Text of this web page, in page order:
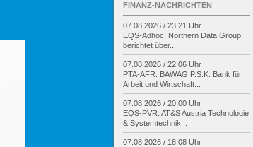
FINANZ-NACHRICHTEN
07.08.2026 / 23:21 Uhr
EQS-Adhoc: Northern Data Group
berichtet über...
07.08.2026 / 22:06 Uhr
PTA-AFR: BAWAG P.S.K. Bank für
Arbeit und Wirtschaft...
07.08.2026 / 20:00 Uhr
EQS-PVR: AT&S Austria Technologie
& Systemtechnik...
07.08.2026 / 18:08 Uhr